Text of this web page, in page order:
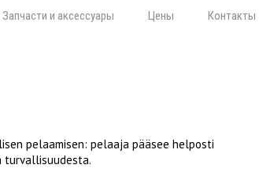
Запчасти и аксессуары Цены Контакты
pelaamisen: pelaaja pääsee helposti
turvallisuudesta.